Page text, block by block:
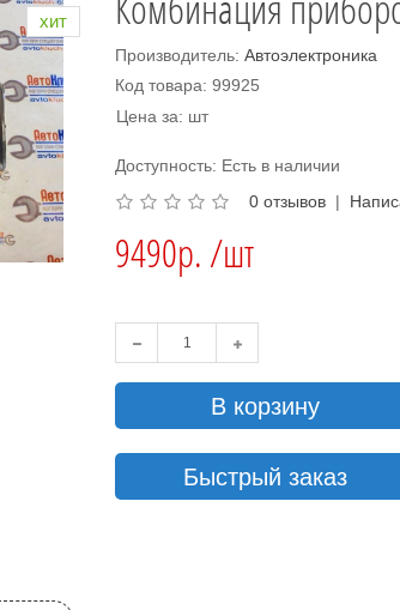
хит
Производитель:Автоэлектроника
Код товара: 99925
Цена за: шт
Доступность: Есть в наличии
0 отзывов |
9490р. /шт
В корзину
Быстрый заказ